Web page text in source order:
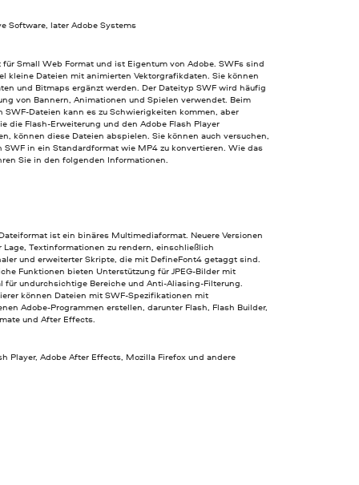
Software, later Adobe Systems
für Small Web Format und ist Eigentum von Adobe. SWFs sind
kleine Dateien mit animierten Vektorgrafikdaten. Sie können
und Bitmaps ergänzt werden. Der Dateityp SWF wird häufig
von Bannern, Animationen und Spielen verwendet. Beim
SWF-Dateien kann es zu Schwierigkeiten kommen, aber
die Flash-Erweiterung und den Adobe Flash Player
können diese Dateien abspielen. Sie können auch versuchen,
SWF in ein Standardformat wie MP4 zu konvertieren. Wie das
Sie in den folgenden Informationen.
ist ein binäres Multimediaformat. Neuere Versionen
Lage, Textinformationen zu rendern, einschließlich
und erweiterter Skripte, die mit DefineFont4 getaggt sind.
Funktionen bieten Unterstützung für JPEG-Bilder mit
für undurchsichtige Bereiche und Anti-Aliasing-Filterung.
können Dateien mit SWF-Spezifikationen mit
Adobe-Programmen erstellen, darunter Flash, Flash Builder,
und After Effects.
Player, Adobe After Effects, Mozilla Firefox und andere